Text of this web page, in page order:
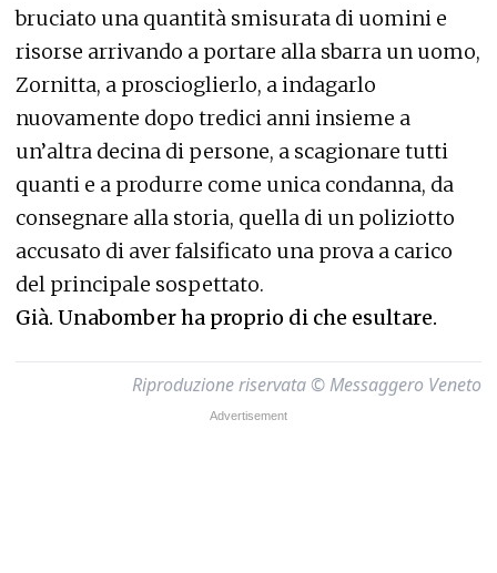
bruciato una quantità smisurata di uomini e
risorse arrivando a portare alla sbarra un uomo,
Zornitta, a proscioglierlo, a indagarlo
nuovamente dopo tredici anni insieme a
un’altra decina di persone, a scagionare tutti
quanti e a produrre come unica condanna, da
consegnare alla storia, quella di un poliziotto
accusato di aver falsificato una prova a carico
del principale sospettato.
Già. Unabomber ha proprio di che esultare.
Riproduzione riservata © Messaggero Veneto